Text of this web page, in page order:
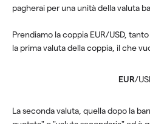
pagherai per una unità della valuta
Prendiamo la coppia EUR/USD,
la prima valuta della coppia, il che
EUR/
La seconda valuta, quella dopo la